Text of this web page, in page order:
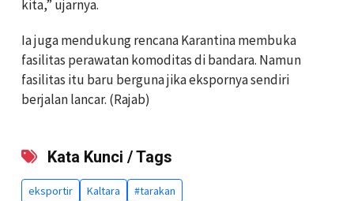
kita,” ujarnya.
Ia juga mendukung rencana Karantina membuka
fasilitas perawatan komoditas di bandara. Namun
fasilitas itu baru berguna jika ekspornya sendiri
berjalan lancar. (Rajab)
Kata Kunci / Tags
eksportir Kaltara #tarakan